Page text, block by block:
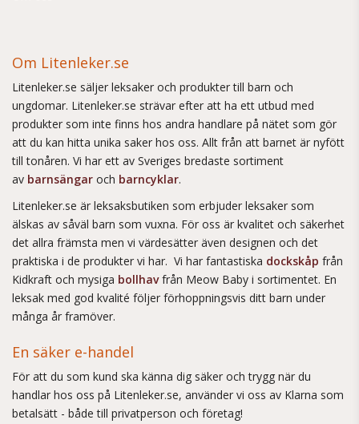
Om Litenleker.se
Litenleker.se säljer leksaker och produkter till barn och
ungdomar. Litenleker.se strävar efter att ha ett utbud med
produkter som inte finns hos andra handlare på nätet som gör
att du kan hitta unika saker hos oss. Allt från att barnet är nyfött
till tonåren. Vi har ett av Sveriges bredaste sortiment
av barnsängar och barncyklar.
Litenleker.se är leksaksbutiken som erbjuder leksaker som
älskas av såväl barn som vuxna. För oss är kvalitet och säkerhet
det allra främsta men vi värdesätter även designen och det
praktiska i de produkter vi har. Vi har fantastiska dockskåp från
Kidkraft och mysiga bollhavfrån Meow Baby i sortimentet. En
leksak med god kvalité följer förhoppningsvis ditt barn under
många år framöver.
En säker e-handel
För att du som kund ska känna dig säker och trygg när du
handlar hos oss på Litenleker.se, använder vi oss av Klarna som
betalsätt - både till privatperson och företag!